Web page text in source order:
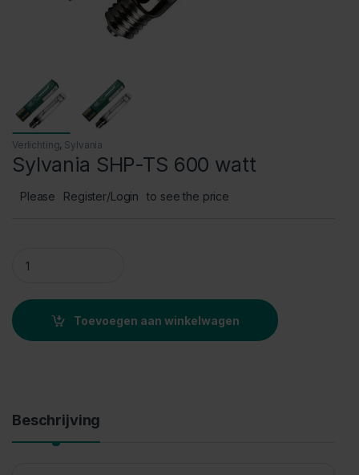
Verlichting, Sylvania
Sylvania SHP-TS 600 watt
Please Register/Login to see the price
Toevoegen aan winkelwagen
Beschrijving